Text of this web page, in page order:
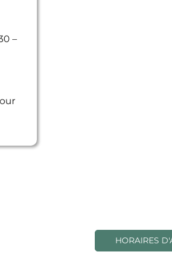
–
HORAIRES